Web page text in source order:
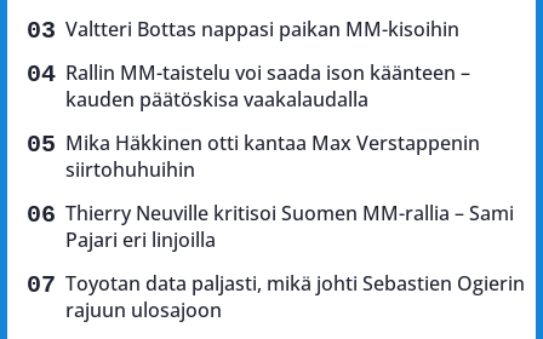
Valtteri Bottas nappasi paikan MM-kisoihin
Rallin MM-taistelu voi saada ison käänteen –
kauden päätöskisa vaakalaudalla
Mika Häkkinen otti kantaa Max Verstappenin
siirtohuhuihin
Thierry Neuville kritisoi Suomen MM-rallia – Sami
Pajari eri linjoilla
Toyotan data paljasti, mikä johti Sebastien Ogierin
rajuun ulosajoon